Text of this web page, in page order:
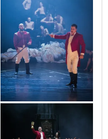
faust-28
faust-26